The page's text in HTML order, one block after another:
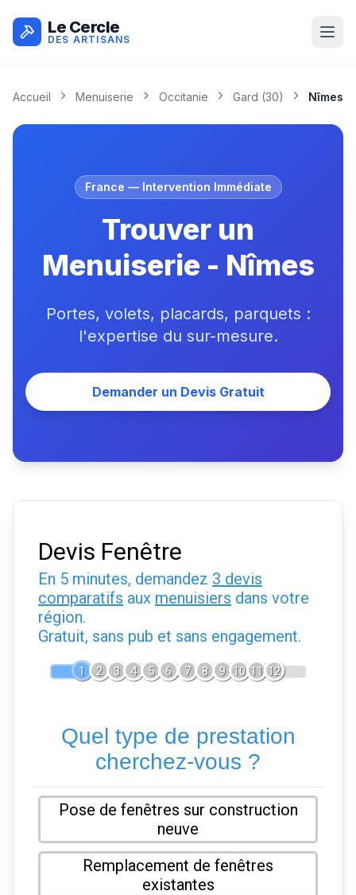
Le Cercle
DES ARTISANS
Accueil Menuiserie Occitanie Gard (30) Nîmes
France — Intervention Immédiate
Trouver un
Menuiserie - Nîmes
Portes, volets, placards, parquets :
l'expertise du sur-mesure.
Demander un Devis Gratuit
Devis Fenêtre
En 5 minutes, demandez 3 devis
comparatifs aux menuisiers dans votre
région.
Gratuit, sans pub et sans engagement.
1 2 3 4 5 6 7 8 9 10 11 12
Quel type de prestation
cherchez-vous ?
Pose de fenêtres sur construction
neuve
Remplacement de fenêtres
existantes